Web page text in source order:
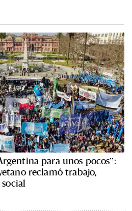
para unos pocos”:
reclamó trabajo,